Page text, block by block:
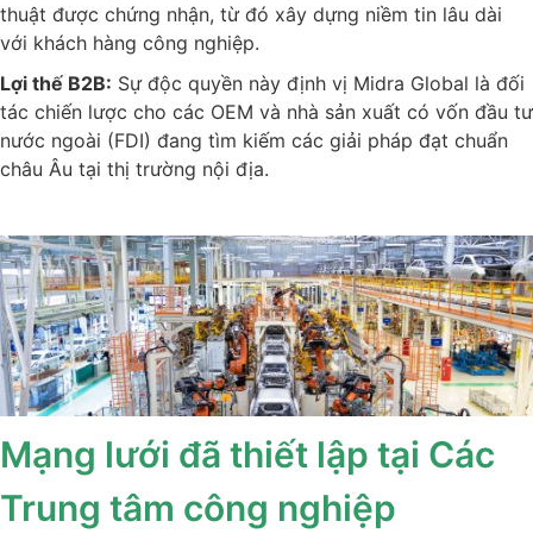
thuật được chứng nhận, từ đó xây dựng niềm tin lâu dài
với khách hàng công nghiệp.
Lợi thế B2B: Sự độc quyền này định vị Midra Global là đối
tác chiến lược cho các OEM và nhà sản xuất có vốn đầu tư
nước ngoài (FDI) đang tìm kiếm các giải pháp đạt chuẩn
châu Âu tại thị trường nội địa.
Mạng lưới đã thiết lập tại Các
Trung tâm công nghiệp